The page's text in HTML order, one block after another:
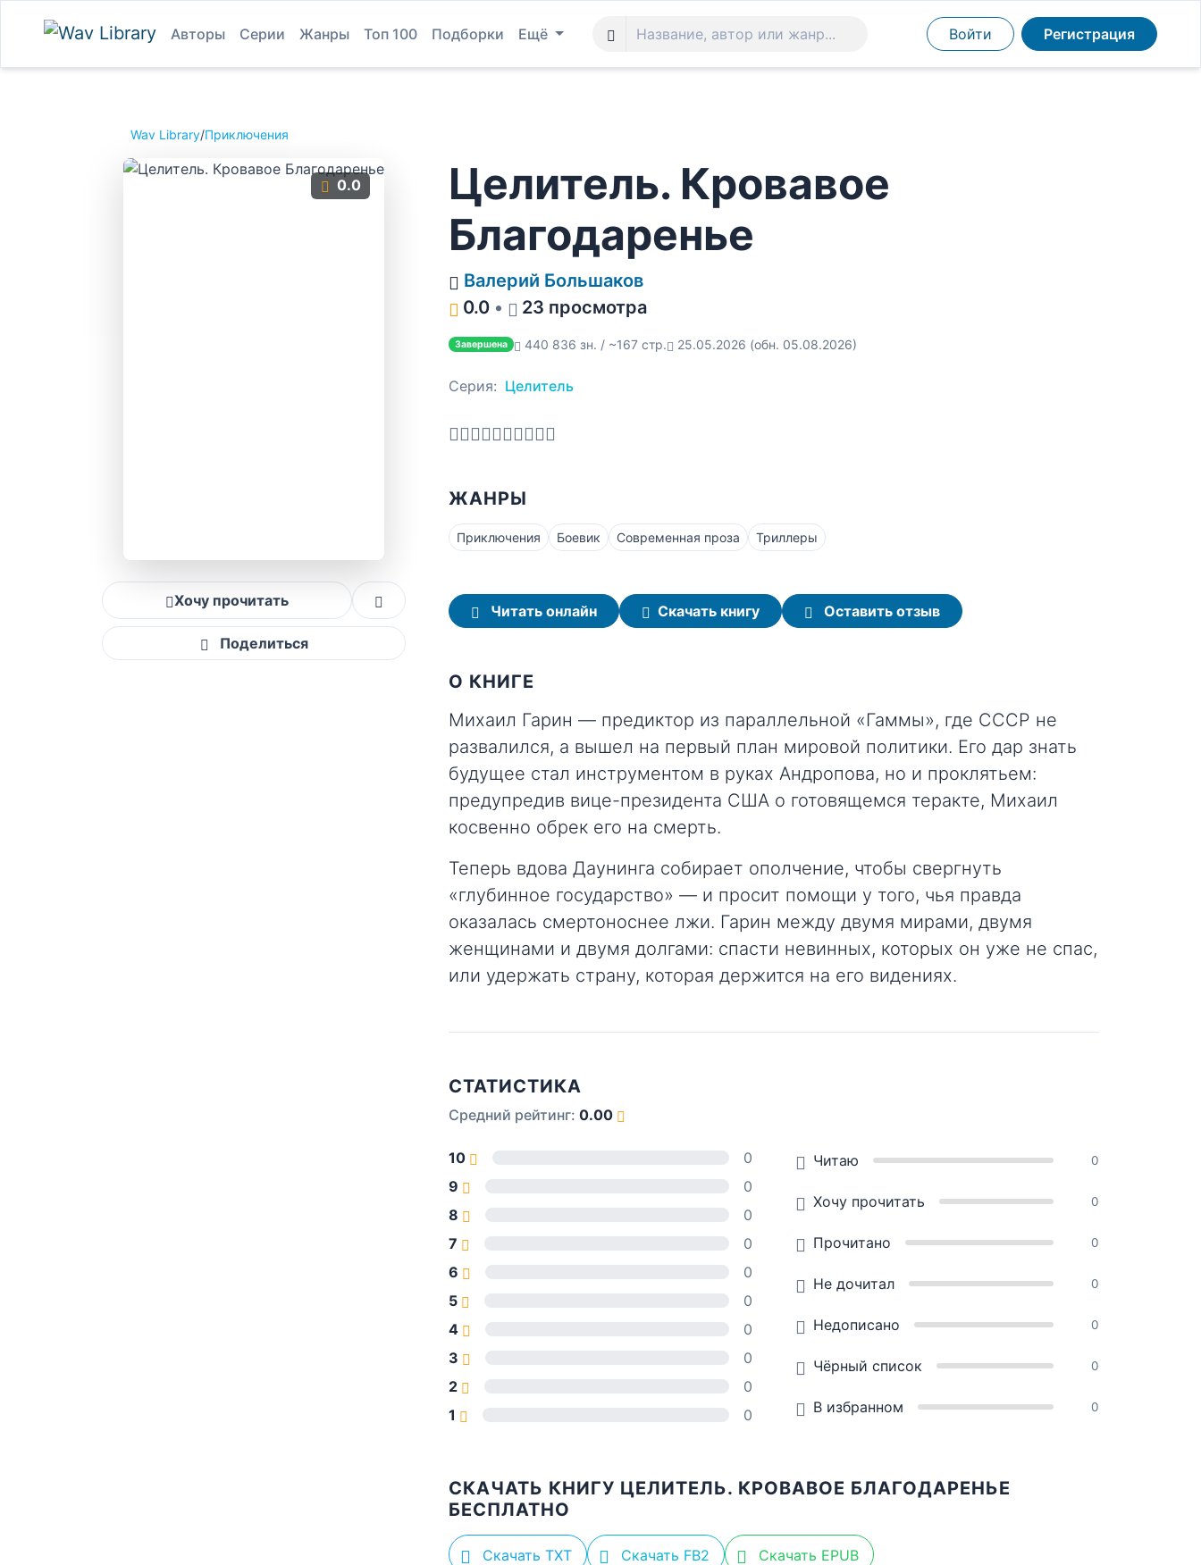
Авторы Серии Жанры Топ 100 Подборки Ещё Войти Регистрация
Wav Library/Приключения
0.0
Хочу прочитать
Поделиться
Целитель. Кровавое
Благодаренье
Валерий Большаков
0.0 • 23 просмотра
Завершена 440 836 зн. / ~167 стр. 25.05.2026 (обн. 05.08.2026)
Серия: Целитель
ЖАНРЫ
Приключения Боевик Современная проза Триллеры
Читать онлайн Скачать книгу Оставить отзыв
О КНИГЕ
Михаил Гарин — предиктор из параллельной «Гаммы», где СССР не
развалился, а вышел на первый план мировой политики. Его дар знать
будущее стал инструментом в руках Андропова, но и проклятьем:
предупредив вице-президента США о готовящемся теракте, Михаил
косвенно обрек его на смерть.
Теперь вдова Даунинга собирает ополчение, чтобы свергнуть
«глубинное государство» — и просит помощи у того, чья правда
оказалась смертоноснее лжи. Гарин между двумя мирами, двумя
женщинами и двумя долгами: спасти невинных, которых он уже не спас,
или удержать страну, которая держится на его видениях.
СТАТИСТИКА
Средний рейтинг: 0.00
10
0
9
0
8
0
7
0
6
0
5
0
4
0
3
0
2
0
1
0
Читаю 0
Хочу прочитать 0
Прочитано 0
Не дочитал 0
Недописано 0
Чёрный список 0
В избранном 0
СКАЧАТЬ КНИГУ ЦЕЛИТЕЛЬ. КРОВАВОЕ БЛАГОДАРЕНЬЕ
БЕСПЛАТНО
Скачать TXT Скачать FB2 Скачать EPUB